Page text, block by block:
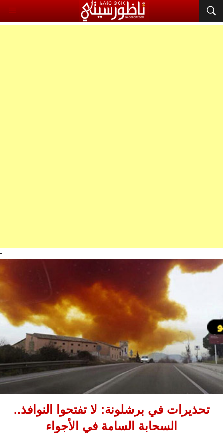
-
تحذيرات في برشلونة: لا تفتحوا النوافذ..
السحابة السامة في الأجواء